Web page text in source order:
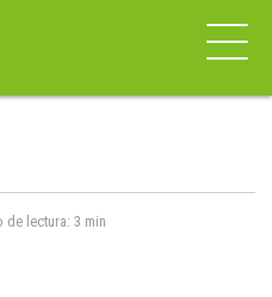
de lectura: 3 min